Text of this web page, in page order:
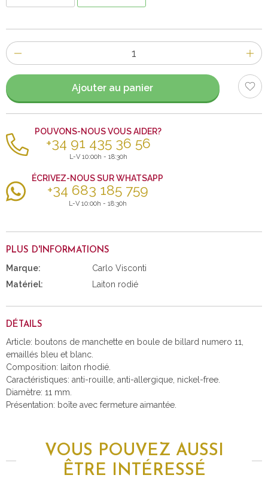
Nombre
d'items
Ajouter au panier
POUVONS-NOUS VOUS AIDER?
+34 91 435 36 56
L-V 10:00h - 18:30h
ÉCRIVEZ-NOUS SUR WHATSAPP
+34 683 185 759
L-V 10:00h - 18:30h
PLUS D'INFORMATIONS
Marque:
Carlo Visconti
Matériel:
Laiton rodié
DÉTAILS
Article: boutons de manchette en boule de billard numero 11,
emaillés bleu et blanc.
Composition: laiton rhodié.
Caractéristiques: anti-rouille, anti-allergique, nickel-free.
Diamètre: 11 mm.
Présentation: boîte avec fermeture aimantée.
VOUS POUVEZ AUSSI
ÊTRE INTÉRESSÉ